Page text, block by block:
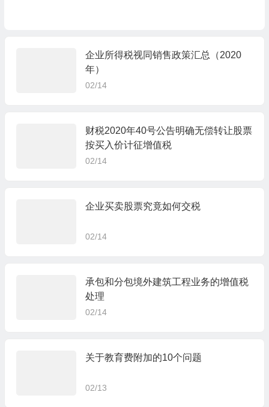
企业所得税视同销售政策汇总（2020
年）
02/14
财税2020年40号公告明确无偿转让股票
按买入价计征增值税
02/14
企业买卖股票究竟如何交税
02/14
承包和分包境外建筑工程业务的增值税
处理
02/14
关于教育费附加的10个问题
02/13